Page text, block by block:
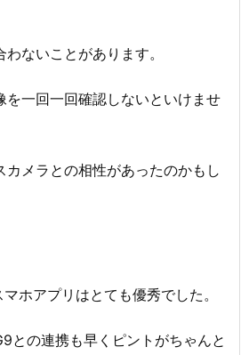
ないことがあります。
を一回一回確認しないといけませ
メラとの相性があったのかもし
ホアプリはとても優秀でした。
との連携も早くピントがちゃんと